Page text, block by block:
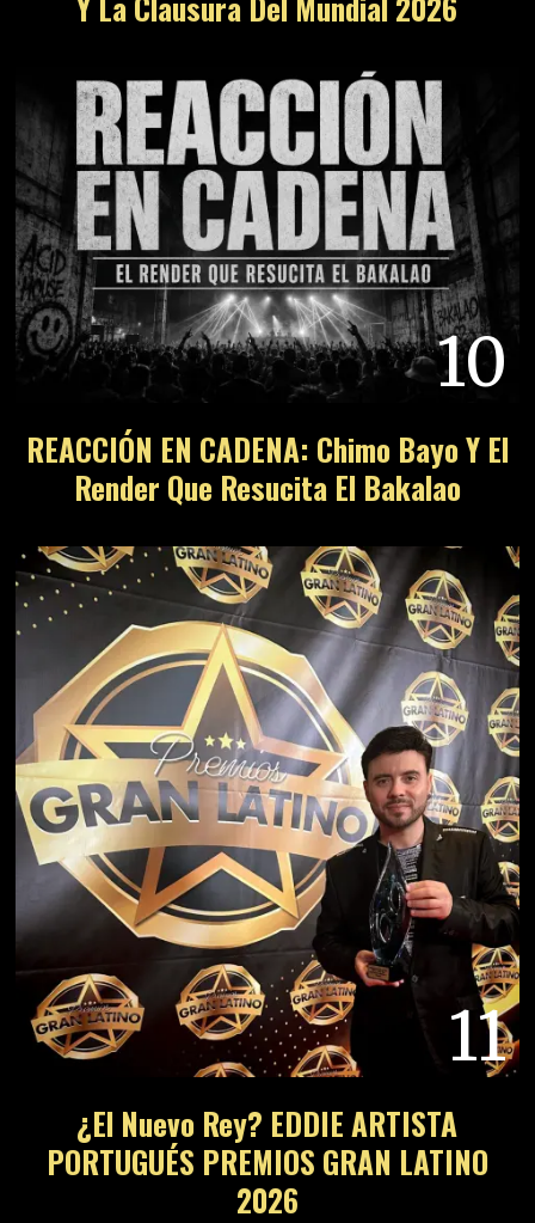
10
REACCIÓN EN CADENA: Chimo Bayo Y El
Render Que Resucita El Bakalao
11
¿El Nuevo Rey? EDDIE ARTISTA
PORTUGUÉS PREMIOS GRAN LATINO
2026